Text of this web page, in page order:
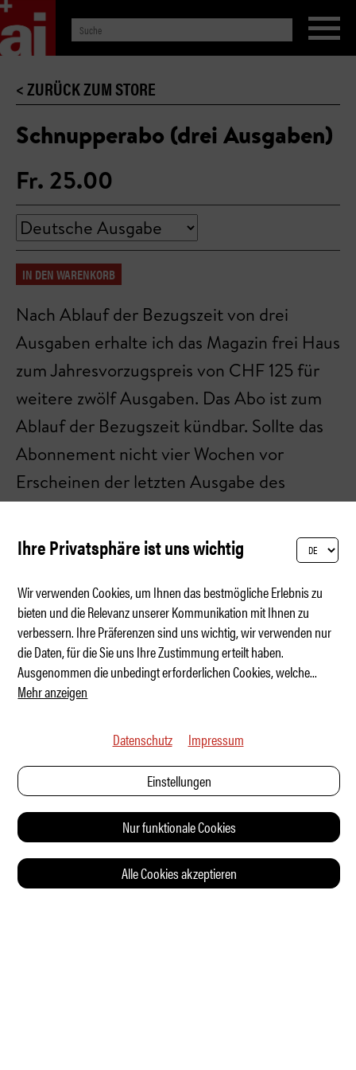
< ZURÜCK ZUM STORE
Schnupperabo (drei Ausgaben)
Fr. 25.00
IN DEN WARENKORB
Nach Ablauf der Bezugszeit von drei
Ausgaben erhalte ich das Magazin frei Haus
zum Jahresvorzugspreis von CHF 125 für
weitere zwölf Ausgaben. Das Abo ist zum
Ablauf der Bezugszeit kündbar. Sollte das
Abonnement nicht vier Wochen vor
Erscheinen der letzten Ausgabe des
Bezugszeitraums gekündigt werden,
verlängert es sich automatisch um ein
weiteres Jahr.
Ihre Privatsphäre ist uns wichtig
Wir verwenden Cookies, um Ihnen das bestmögliche Erlebnis zu
bieten und die Relevanz unserer Kommunikation mit Ihnen zu
verbessern. Ihre Präferenzen sind uns wichtig, wir verwenden nur
die Daten, für die Sie uns Ihre Zustimmung erteilt haben.
Ausgenommen die unbedingt erforderlichen Cookies, welche...
Mehr anzeigen
Datenschutz Impressum
Einstellungen
Nur funktionale Cookies
Alle Cookies akzeptieren